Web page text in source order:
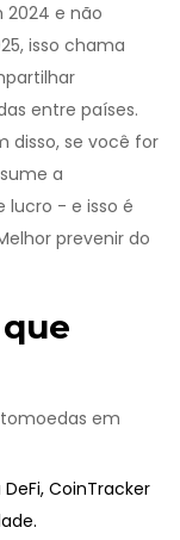
2024 e não
isso chama
entre países.
disso, se você for
a
lucro - e isso é
prevenir do
em
CoinTracker